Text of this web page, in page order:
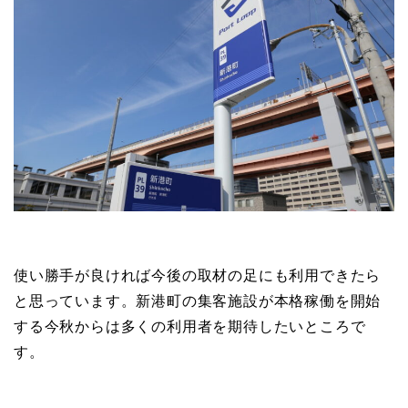
使い勝手が良ければ今後の取材の足にも利用できたら
と思っています。新港町の集客施設が本格稼働を開始
する今秋からは多くの利用者を期待したいところで
す。